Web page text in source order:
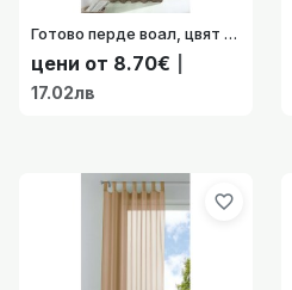
Готово перде воал, цвят Нуга с перделик и уши, 175х140*225х140*245x140 см. код 61175 41022760
цени от 8.70€
17.02лв
favorite_border